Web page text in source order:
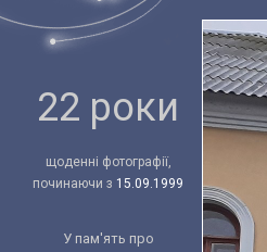
22 роки
щоденні фотографії,
починаючи з 15.09.1999
У пам'ять про